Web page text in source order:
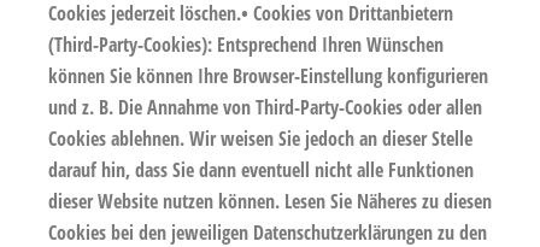
Cookies jederzeit löschen.• Cookies von Drittanbietern
(Third-Party-Cookies): Entsprechend Ihren Wünschen
können Sie können Ihre Browser-Einstellung konfigurieren
und z. B. Die Annahme von Third-Party-Cookies oder allen
Cookies ablehnen. Wir weisen Sie jedoch an dieser Stelle
darauf hin, dass Sie dann eventuell nicht alle Funktionen
dieser Website nutzen können. Lesen Sie Näheres zu diesen
Cookies bei den jeweiligen Datenschutzerklärungen zu den